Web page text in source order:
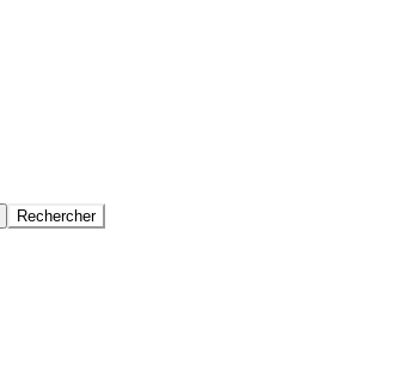
Rechercher